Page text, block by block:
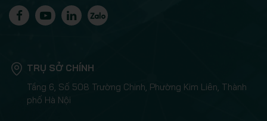
TRỤ SỞ CHÍNH
Tầng 6, Số 508 Trường Chinh, Phường Kim Liên, Thành
phố Hà Nội